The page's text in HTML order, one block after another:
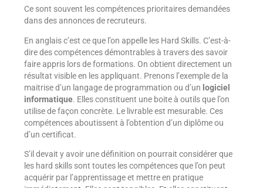
Ce sont souvent les compétences prioritaires demandées
dans des annonces de recruteurs.
En anglais c’est ce que l’on appelle les Hard Skills. C’est-à-
dire des compétences démontrables à travers des savoir
faire appris lors de formations. On obtient directement un
résultat visible en les appliquant. Prenons l’exemple de la
maitrise d’un langage de programmation ou d’un logiciel
informatique. Elles constituent une boite à outils que l’on
utilise de façon concrète. Le livrable est mesurable. Ces
compétences aboutissent à l’obtention d’un diplôme ou
d’un certificat.
S’il devait y avoir une définition on pourrait considérer que
les hard skills sont toutes les compétences que l’on peut
acquérir par l’apprentissage et mettre en pratique